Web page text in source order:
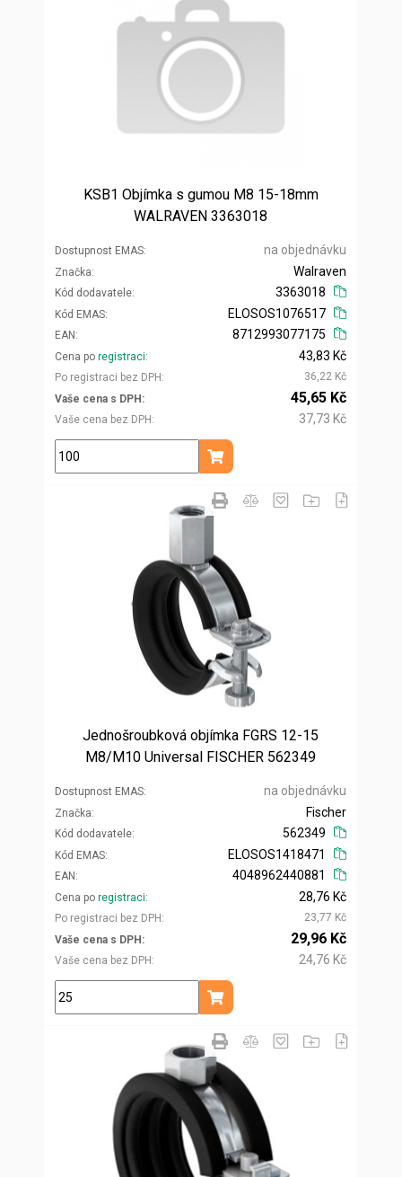
KSB1 Objímka s gumou M8 15-18mm
WALRAVEN 3363018
Dostupnost EMAS na objednávku
Značka
Kód dodavatele
Walraven
3363018
Kód EMAS
EAN
ELOSOS1076517
8712993077175
Cena po registraci
Po registraci bez DPH
43,83 Kč
36,22 Kč
Vaše cena s DPH
Vaše cena bez DPH
45,65 Kč
37,73 Kč
ks
Přidat do košíku
Jednošroubková objímka FGRS 12-15
M8/M10 Universal FISCHER 562349
Dostupnost EMAS na objednávku
Značka
Kód dodavatele
Fischer
562349
Kód EMAS
EAN
ELOSOS1418471
4048962440881
Cena po registraci
Po registraci bez DPH
28,76 Kč
23,77 Kč
Vaše cena s DPH
Vaše cena bez DPH
29,96 Kč
24,76 Kč
ks
Přidat do košíku